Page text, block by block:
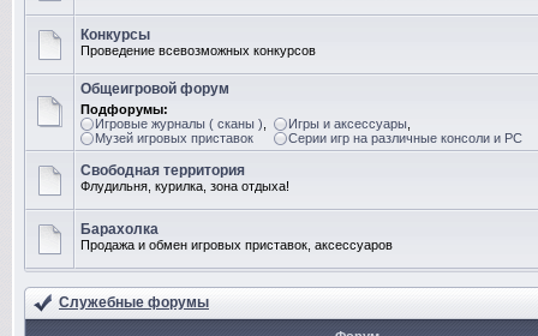
Конкурсы
Проведение всевозможных конкурсов
Общеигровой форум
Подфорумы:
Игровые журналы ( сканы )
Музей игровых приставок
Игры и аксессуары
Серии игр на различные консоли и PC
Свободная территория
Флудильня, курилка, зона отдыха!
Барахолка
Продажа и обмен игровых приставок, аксессуаров
Служебные форумы